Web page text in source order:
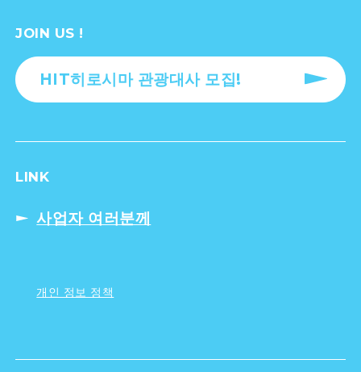
JOIN US !
HIT히로시마 관광대사 모집!
LINK
사업자 여러분께
개인 정보 정책